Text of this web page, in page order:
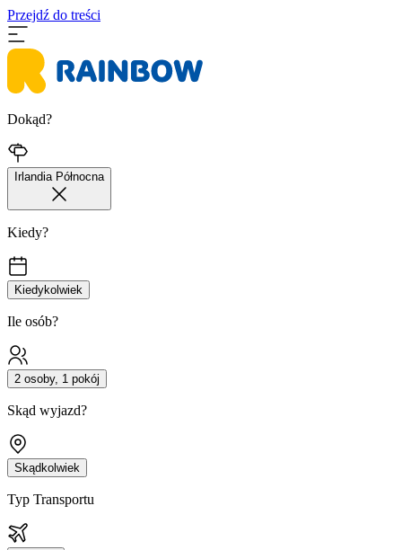
Przejdź do treści
Dokąd?
Irlandia Północna
Kiedy?
Kiedykolwiek
Ile osób?
2 osoby, 1 pokój
Skąd wyjazd?
Skądkolwiek
Typ Transportu